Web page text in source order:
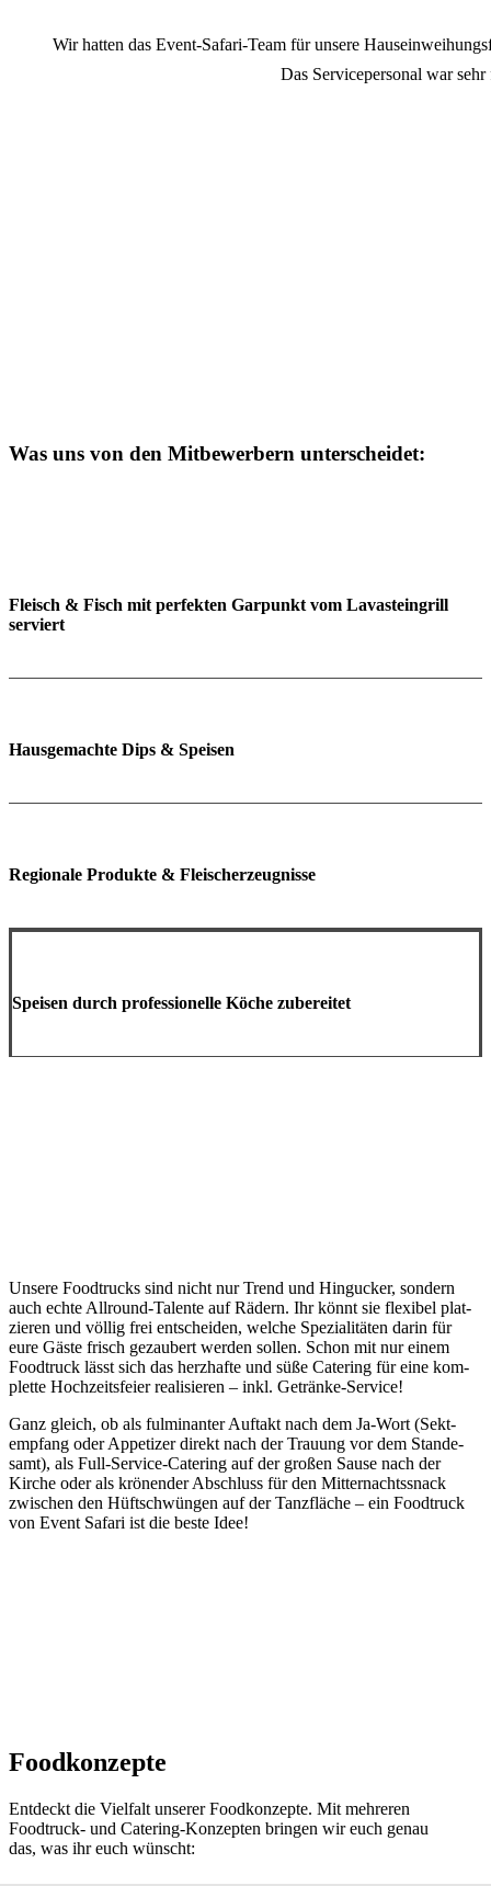
Wir hatten das Event-Safari-Team für unsere
Das Servicepersonal war
Was uns von den Mitbewerbern unterscheidet:
Fleisch & Fisch mit perfekten Gar­punkt vom Lavasteingrill
serviert
Hausgemachte Dips & Speisen
Regionale Produkte & Fleisch­erzeugnisse
Speisen durch professionelle Köche zubereitet
Unsere Food­trucks sind nicht nur Trend und Hin­gucker, sondern
auch echte All­round-Talente auf Rädern. Ihr könnt sie flexibel plat­
zieren und völlig frei ent­scheiden, welche Spe­zia­litäten darin für
eure Gäste frisch gezaubert werden sollen. Schon mit nur einem
Food­truck lässt sich das herz­hafte und süße Catering für eine kom­
plette Hoch­zeits­feier rea­li­sieren – inkl. Getränke-Service!
Ganz gleich, ob als ful­mi­nan­ter Auftakt nach dem Ja-Wort (Sekt­
empfang oder Appetizer direkt nach der Trauung vor dem Stande­
samt), als Full-Service-Catering auf der großen Sause nach der
Kirche oder als krönender Abschluss für den Mitter­nachts­snack
zwischen den Hüft­schwüngen auf der Tanz­fläche – ein Food­truck
von Event Safari ist die beste Idee!
Foodkonzepte
Entdeckt die Vielfalt unserer Foodkonzepte. Mit mehreren
Foodtruck- und Catering-Konzepten bringen wir euch genau
das, was ihr euch wünscht: